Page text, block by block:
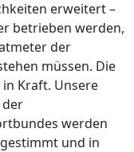
erweitert –
betrieben werden,
der
müssen. Die
Kraft. Unsere
werden
und in